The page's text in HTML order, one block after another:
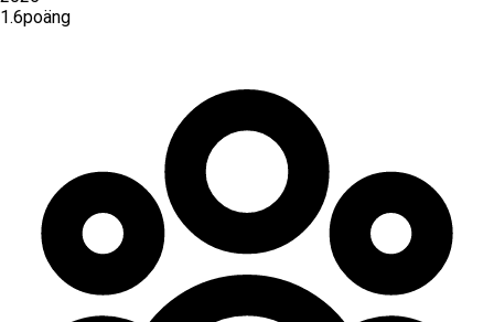
1.6poäng